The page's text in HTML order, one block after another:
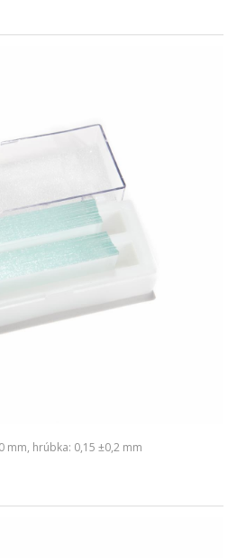
mm, hrúbka: 0,15 ±0,2 mm